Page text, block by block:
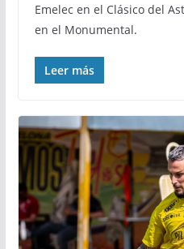
Emelec en el Clásico del
en el Monumental.
Leer más